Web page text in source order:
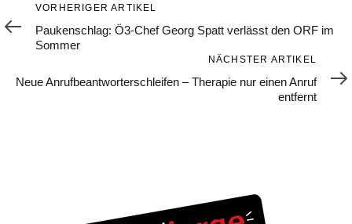
Vorheriger
Artikel
VORHERIGER ARTIKEL
Paukenschlag: Ö3-Chef Georg Spatt verlässt den ORF im
Sommer
Artikel
NÄCHSTER ARTIKEL
Neue Anrufbeantworterschleifen – Therapie nur einen Anruf
entfernt